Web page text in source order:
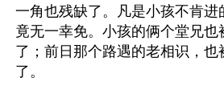
一角也残缺了。凡是小孩不肯进
竟无一幸免。小孩的俩个堂兄也
了；前日那个路遇的老相识，也
了。